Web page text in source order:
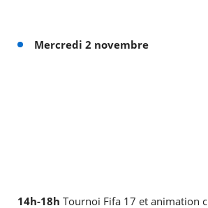
Mercredi 2 novembre
14h-18h Tournoi Fifa 17 et animation